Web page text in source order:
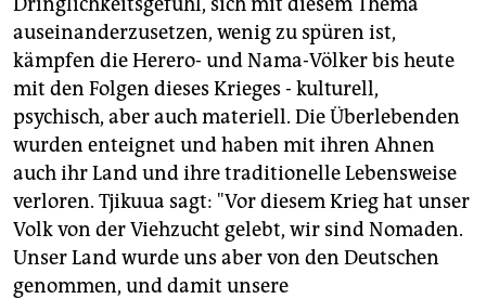
auseinanderzusetzen, wenig zu spüren ist,
kämpfen die Herero- und Nama-Völker bis heute
mit den Folgen dieses Krieges - kulturell,
psychisch, aber auch materiell. Die Überlebenden
wurden enteignet und haben mit ihren Ahnen
auch ihr Land und ihre traditionelle Lebensweise
verloren. Tjikuua sagt: "Vor diesem Krieg hat unser
Volk von der Viehzucht gelebt, wir sind Nomaden.
Unser Land wurde uns aber von den Deutschen
genommen, und damit unsere